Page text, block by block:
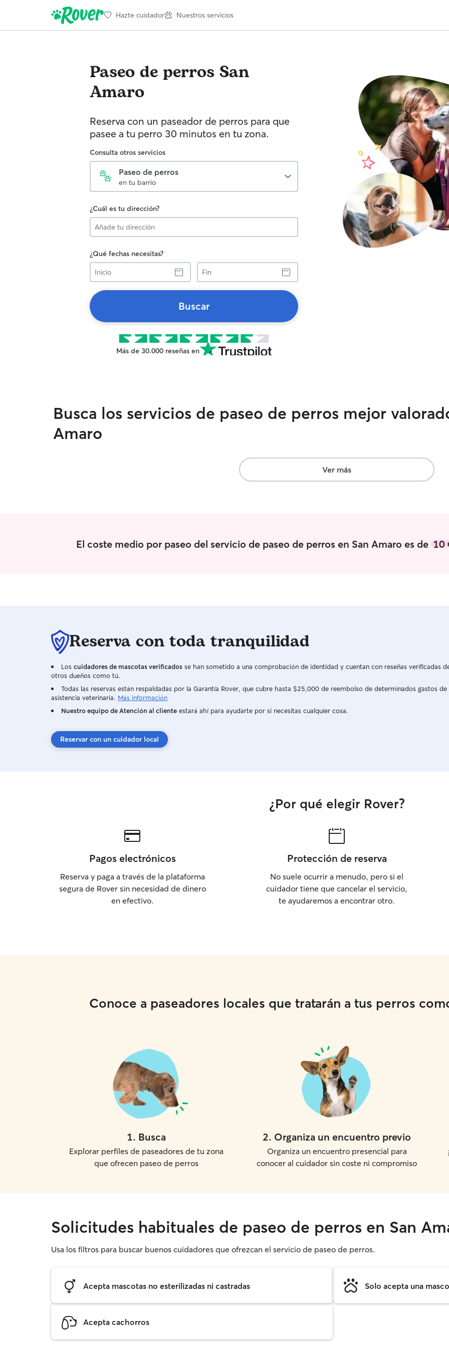
Hazte cuidador Nuestros servicios
Paseo de perros San
Amaro
Reserva con un paseador de perros para que
pasee a tu perro 30 minutos en tu zona.
Consulta otros servicios
Paseo de perros
en tu barrio
¿Cuál es tu dirección?
¿Qué fechas necesitas?
Inicio
Fin
Buscar
Más de 30.000 reseñas en
Busca los servicios de paseo de perros mejor
Amaro
Ver más
El coste medio por paseo del servicio de paseo de perros en San Amaro es de10
Reserva con toda tranquilidad
Los cuidadores de mascotas verificados se han sometido a una comprobación de identidad y cuentan con reseñas verificadas
otros dueños como tú.
Todas las reservas están respaldadas por la Garantía Rover, que cubre hasta $25,000 de reembolso de determinados gastos de
asistencia veterinaria. Más información
Nuestro equipo de Atención al cliente estará ahí para ayudarte por si necesitas cualquier cosa.
Reservar con un cuidador local
¿Por qué elegir Rover?
Pagos electrónicos
Reserva y paga a través de la plataforma
segura de Rover sin necesidad de dinero
en efectivo.
Protección de reserva
No suele ocurrir a menudo, pero si el
cuidador tiene que cancelar el servicio,
te ayudaremos a encontrar otro.
Conoce a paseadores locales que tratarán a tus perros
1. Busca
Explorar perfiles de paseadores de tu zona
que ofrecen paseo de perros
2. Organiza un encuentro previo
Organiza un encuentro presencial para
conocer al cuidador sin coste ni compromiso
Solicitudes habituales de paseo de perros en San
Usa los filtros para buscar buenos cuidadores que ofrezcan el servicio de paseo de perros.
Acepta mascotas no esterilizadas ni castradas Solo acepta una
Acepta cachorros